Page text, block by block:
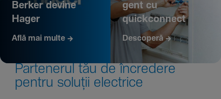
Berker devine
Hager
Află mai multe
gent cu
quickconnect
Descoperă
Parte­nerul tău de încre­dere
pentru soluții electrice